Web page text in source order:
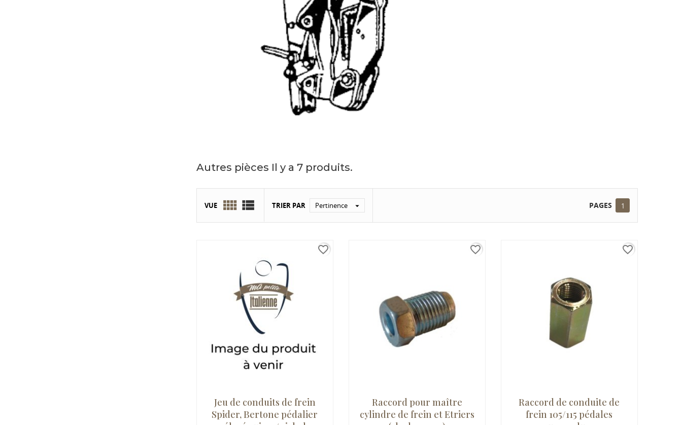
Autres pièces Il y a 7 produits.
VUE   TRIER PAR Pertinence  PAGES 1
Jeu de conduits de frein
Spider, Bertone pédalier
favorite_border
Raccord pour maître
cylindre de frein et Etriers
favorite_border
Raccord de conduite de
frein 105/115 pédales
favorite_border